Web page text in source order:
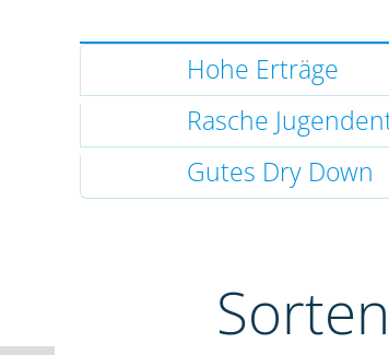
Hohe Erträge
Rasche
Gutes Dry Down